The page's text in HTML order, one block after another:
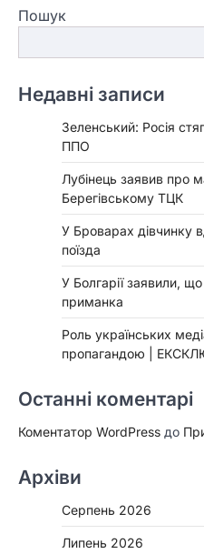
Пошук
Недавні записи
Зеленський: Росія
ППО
Лубінець заявив про
Берегівському ТЦК
У Броварах дівчинку
поїзда
У Болгарії заявили,
приманка
Роль українських
пропагандою |
Останні коментарі
Коментатор WordPress до
Архіви
Серпень 2026
Липень 2026